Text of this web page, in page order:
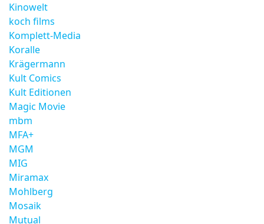
Kinowelt
koch films
Komplett-Media
Koralle
Krägermann
Kult Comics
Kult Editionen
Magic Movie
mbm
MFA+
MGM
MIG
Miramax
Mohlberg
Mosaik
Mutual